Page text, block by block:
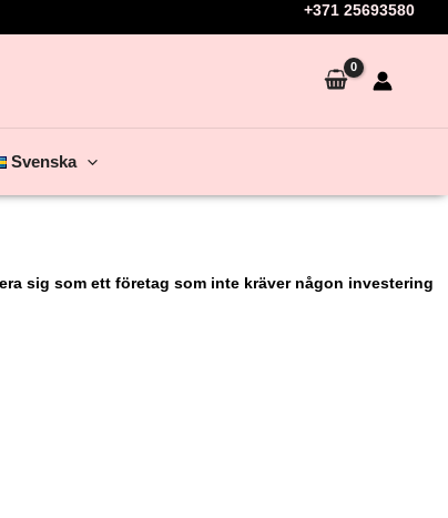
+371 25693580
Svenska
sig som ett företag som inte kräver någon investering